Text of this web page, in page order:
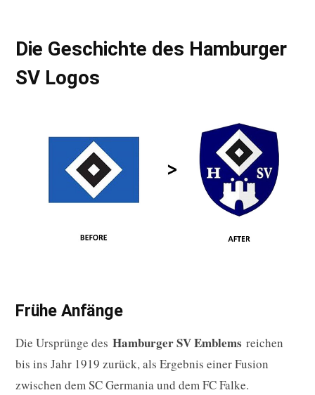
Die Geschichte des Hamburger
SV Logos
Frühe Anfänge
Die Ursprünge des Hamburger SV Emblems reichen
bis ins Jahr 1919 zurück, als Ergebnis einer Fusion
zwischen dem SC Germania und dem FC Falke.